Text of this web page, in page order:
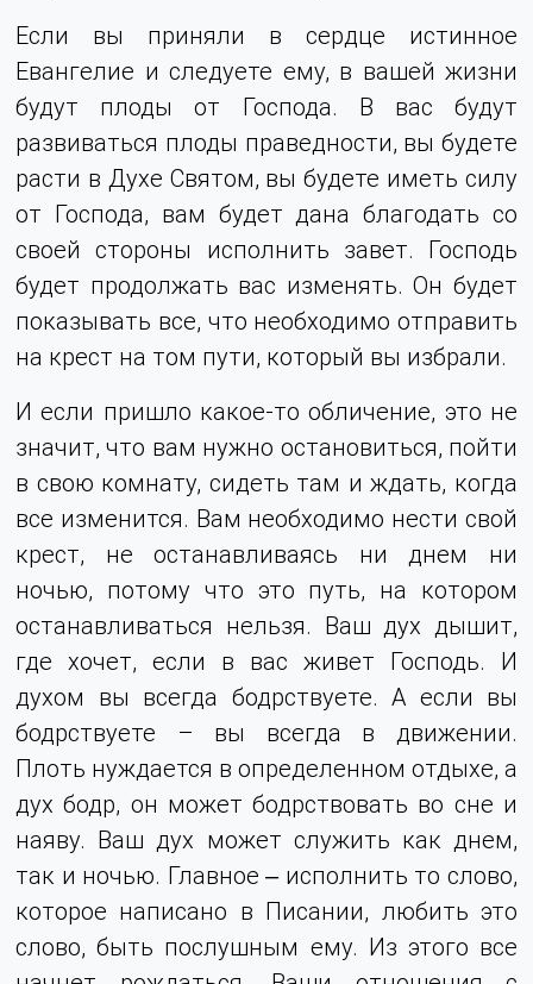
Если вы приняли в сердце истинное
Евангелие и следуете ему, в вашей жизни
будут плоды от Господа. В вас будут
развиваться плоды праведности, вы будете
расти в Духе Святом, вы будете иметь силу
от Господа, вам будет дана благодать со
своей стороны исполнить завет. Господь
будет продолжать вас изменять. Он будет
показывать все, что необходимо отправить
на крест на том пути, который вы избрали.
И если пришло какое-то обличение, это не
значит, что вам нужно остановиться, пойти
в свою комнату, сидеть там и ждать, когда
все изменится. Вам необходимо нести свой
крест, не останавливаясь ни днем ни
ночью, потому что это путь, на котором
останавливаться нельзя. Ваш дух дышит,
где хочет, если в вас живет Господь. И
духом вы всегда бодрствуете. А если вы
бодрствуете – вы всегда в движении.
Плоть нуждается в определенном отдыхе, а
дух бодр, он может бодрствовать во сне и
наяву. Ваш дух может служить как днем,
так и ночью. Главное ‒ исполнить то слово,
которое написано в Писании, любить это
слово, быть послушным ему. Из этого все